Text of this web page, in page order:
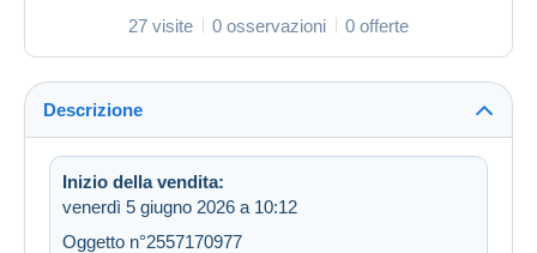
27 visite 0 osservazioni 0 offerte
Descrizione
Inizio della vendita:
venerdì 5 giugno 2026 a 10:12
Oggetto n°2557170977